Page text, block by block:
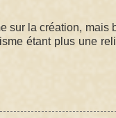
sur la création,
étant plus une